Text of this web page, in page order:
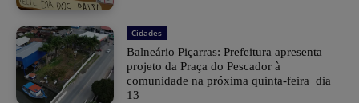
Cidades
Balneário Piçarras: Prefeitura apresenta
projeto da Praça do Pescador à
comunidade na próxima quinta-feira dia
13